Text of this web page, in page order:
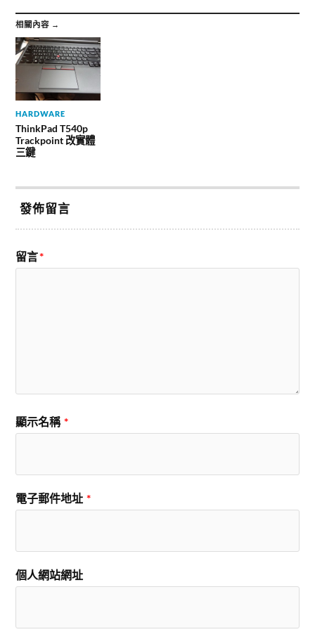
相關內容 →
HARDWARE
ThinkPad T540p
Trackpoint 改實體
三鍵
發佈留言
留言*
顯示名稱 *
電子郵件地址 *
個人網站網址